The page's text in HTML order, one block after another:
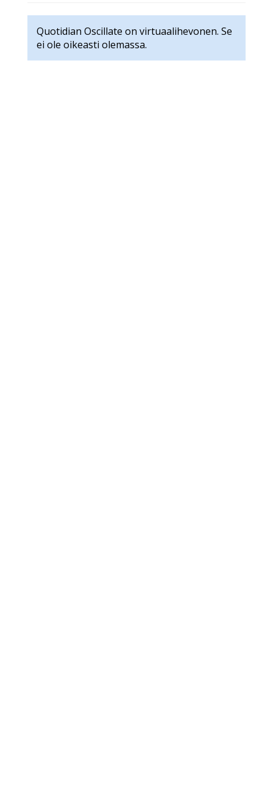
Quotidian Oscillate on virtuaalihevonen. Se
ei ole oikeasti olemassa.